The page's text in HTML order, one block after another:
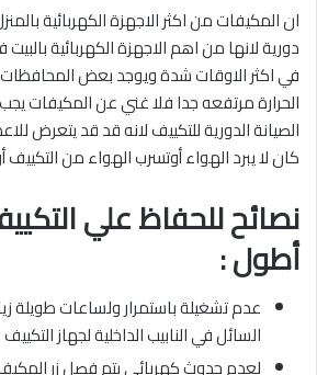
ان المكيفات من اكثر الاجهزة الكهربائية
دورية لانها من اهم الاجهزة الكهربائية
في اكثر الاوقات شدة ويوجد بعض
الحرارة مرتفعه جدا فلا غني عن المكيفات
الصيانة الدورية للتكييف لانه قد قد يتعرض
كان لا يبرد الهواء أوتسرب الهواء من التكييف
نصائح للحفاظ علي
أطول :
عدم تشغيلة باستمرار ولساعات طويلة
السائل في النابيب الداخلية لجهاز
لعدم حدوث كهربائي يتم فصل زر المكيف